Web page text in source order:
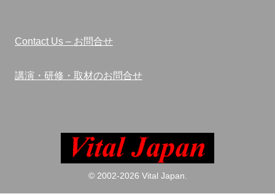
Contact Us – お問合せ
講演・研修・取材のお問合せ
© 2002-2026 Vital Japan.